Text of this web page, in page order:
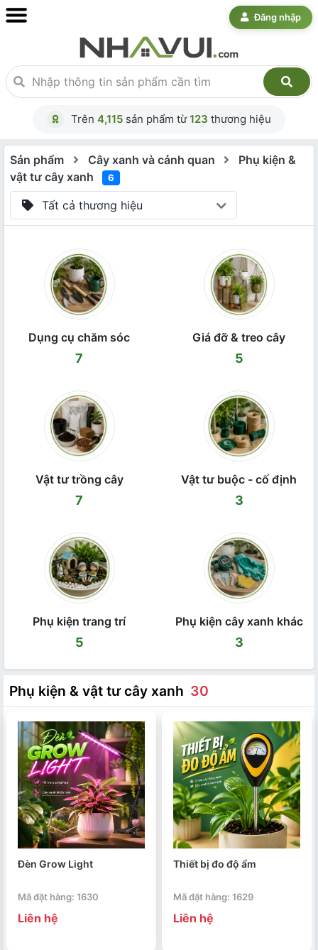
Đăng nhập
Trên 4,115 sản phẩm từ123 thương hiệu
Sản phẩm Cây xanh và cảnh quan
Phụ kiện &
vật tư cây xanh
6
Tất cả thương hiệu
Dụng cụ chăm sóc
7
Giá đỡ & treo cây
5
Vật tư trồng cây
7
Vật tư buộc - cố định
3
Phụ kiện trang trí
5
Phụ kiện cây xanh khác
3
Phụ kiện & vật tư cây xanh 30
Đèn Grow Light
Mã đặt hàng: 1630
Liên hệ
Thiết bị đo độ ẩm
Mã đặt hàng: 1629
Liên hệ